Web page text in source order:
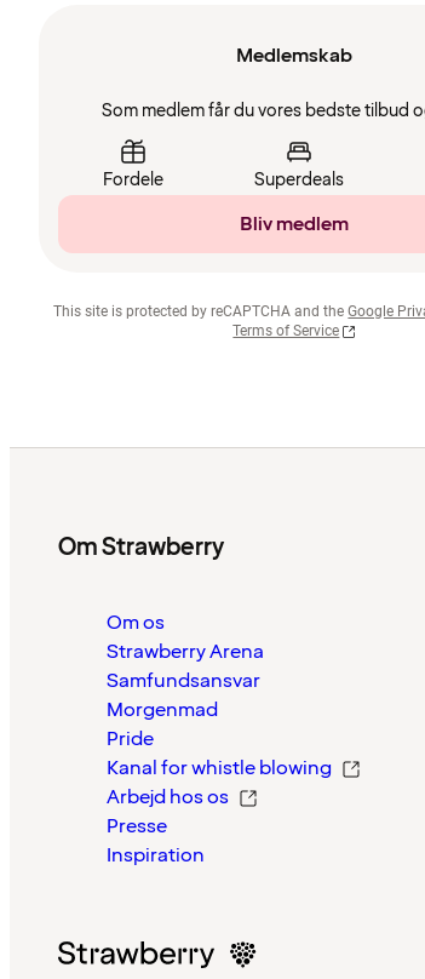
Medlemskab
Som medlem får du vores bedste tilbud
Fordele Superdeals
Bliv medlem
This site is protected by reCAPTCHA and the Google
Terms of Service
Om Strawberry
Om os
Strawberry Arena
Samfundsansvar
Morgenmad
Pride
Kanal for whistle blowing
Arbejd hos os
Presse
Inspiration